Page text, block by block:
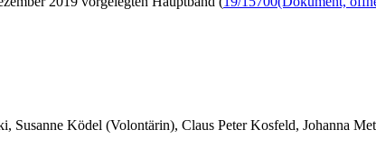
Susanne Ködel (Volontärin), Claus Peter Kosfeld, Johanna